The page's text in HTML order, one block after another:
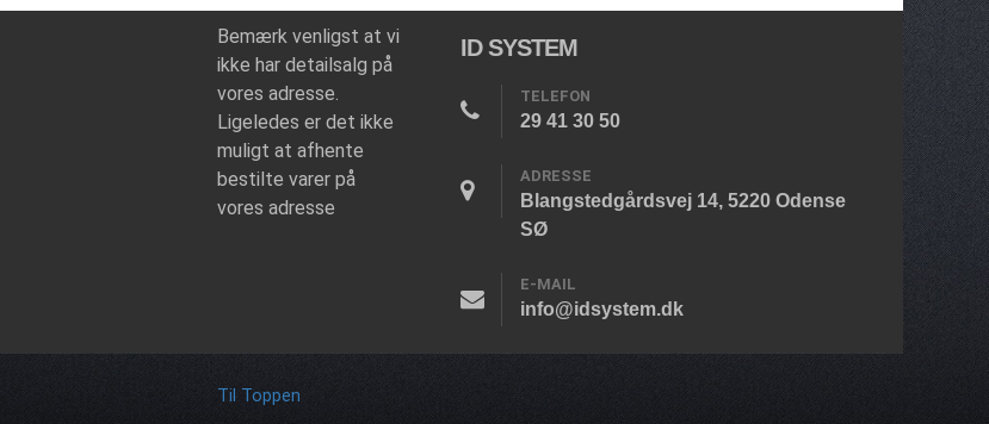
Bemærk venligst at vi
ikke har detailsalg på
vores adresse.
Ligeledes er det ikke
muligt at afhente
bestilte varer på
vores adresse
ID SYSTEM
TELEFON
29 41 30 50
ADRESSE
Blangstedgårdsvej 14, 5220 Odense
SØ
E-MAIL
info@idsystem.dk
Til Toppen